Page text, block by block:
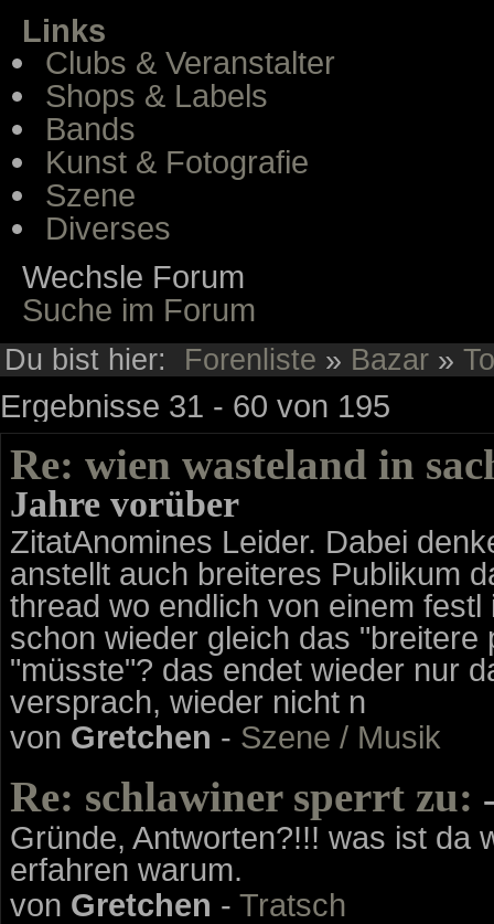
Links
Clubs & Veranstalter
Shops & Labels
Bands
Kunst & Fotografie
Szene
Diverses
Wechsle Forum
Suche im Forum
Du bist hier: Forenliste » Bazar »
Ergebnisse 31 - 60 von 195
Re: wien wasteland in
Jahre vorüber
ZitatAnomines Leider. Dabei
anstellt auch breiteres Publikum
thread wo endlich von einem
schon wieder gleich das
"müsste"? das endet wieder nur
versprach, wieder nicht n
von Gretchen - Szene / Musik
Re: schlawiner sperrt zu:
Gründe, Antworten?!!! was ist da
erfahren warum.
von Gretchen - Tratsch